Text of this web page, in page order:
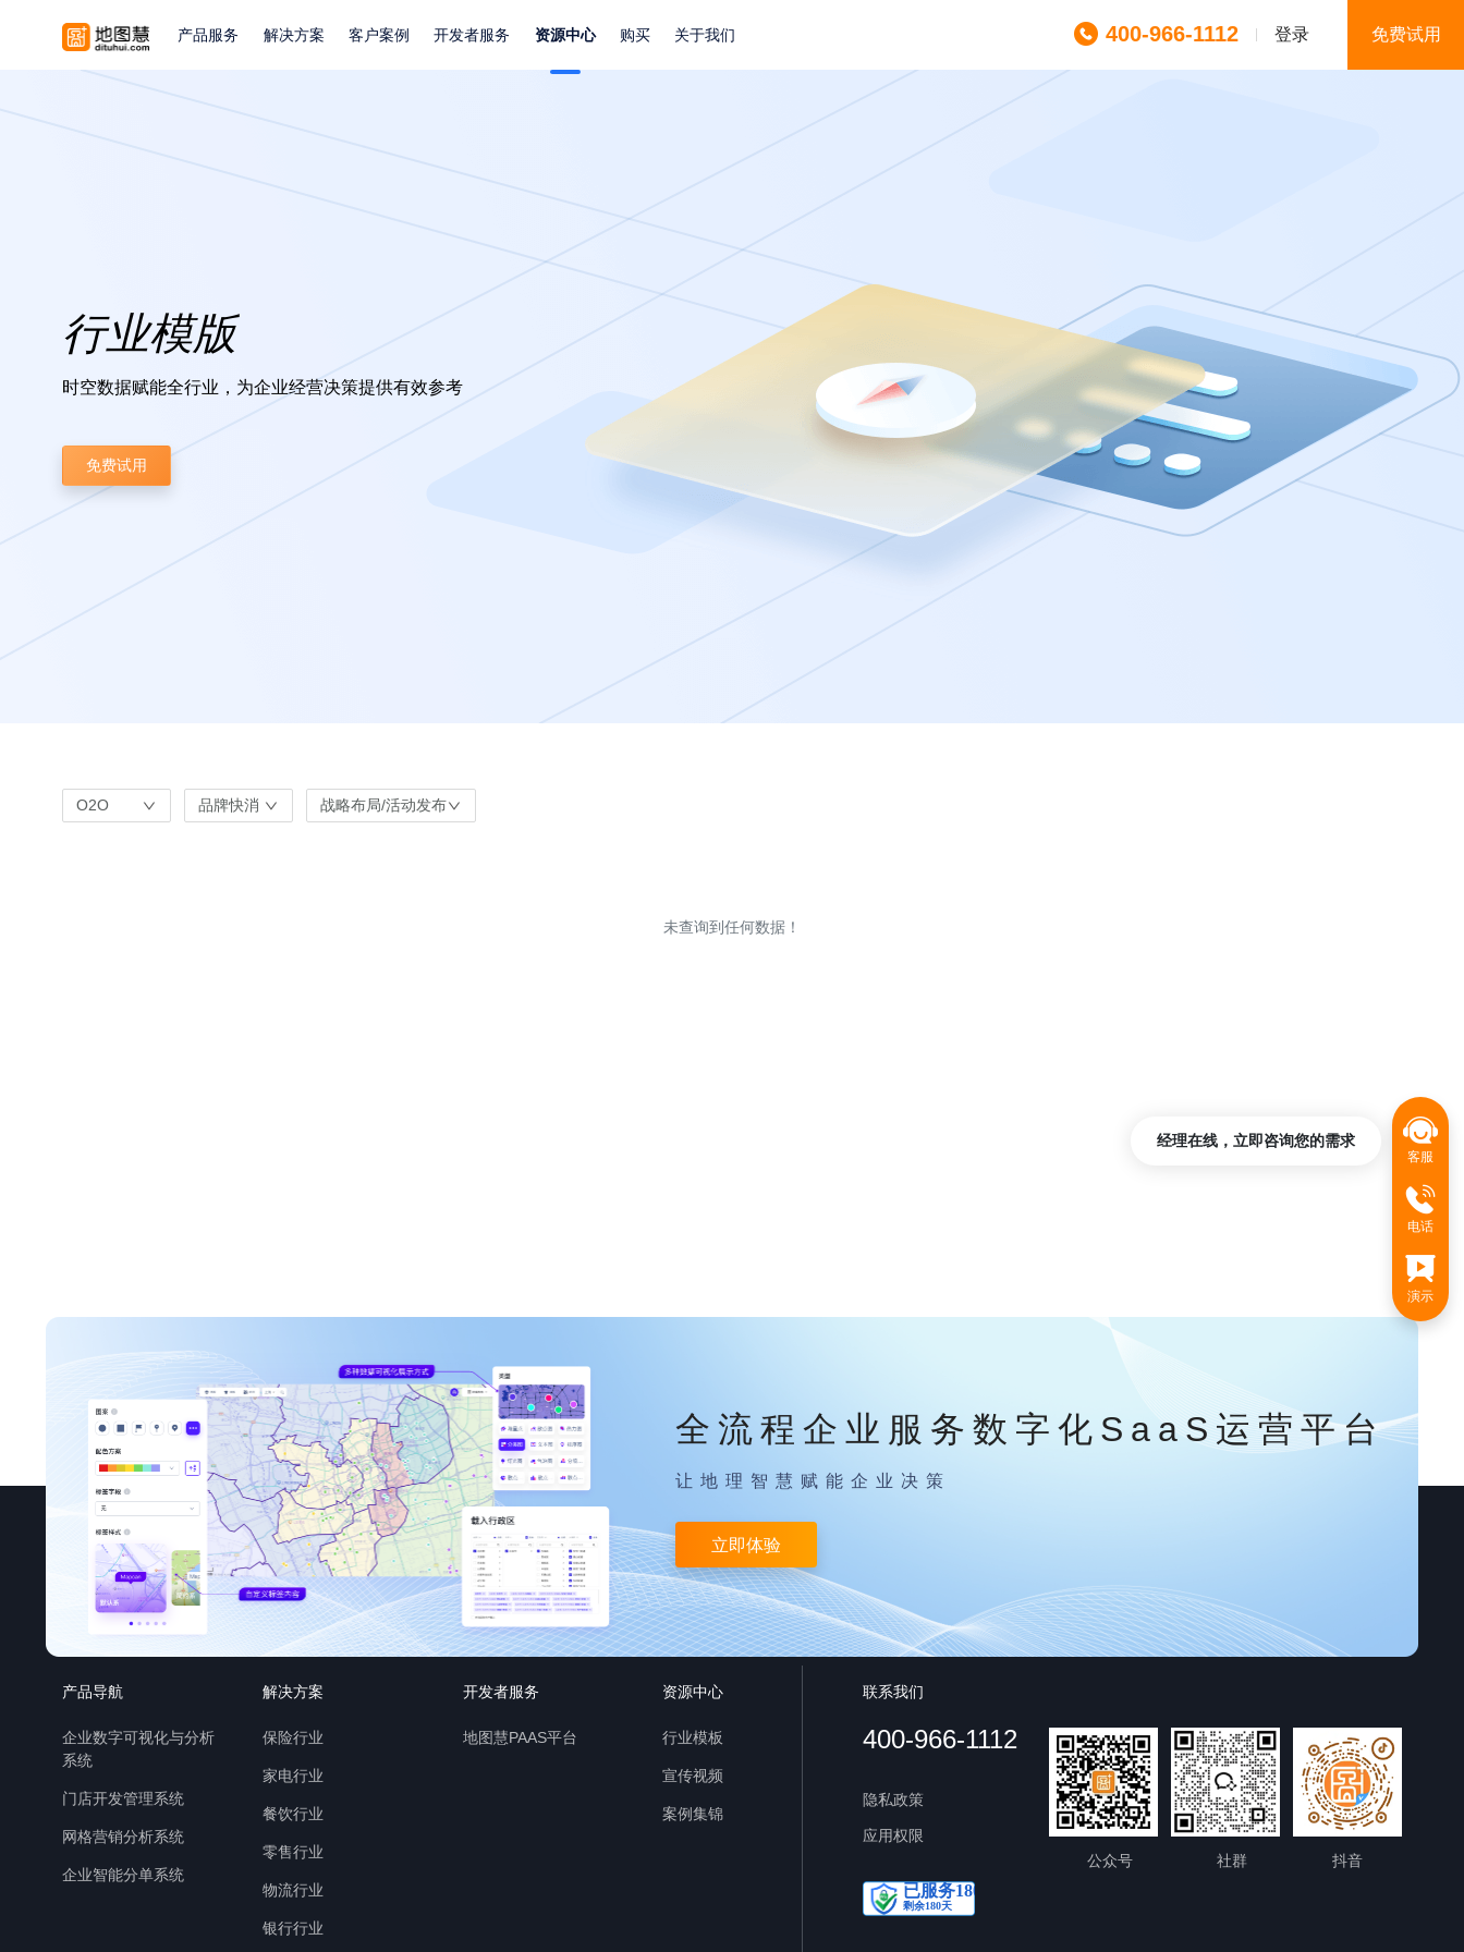
产品服务 解决方案 客户案例 开发者服务 资源中心 购买 关于我们 400-966-1112 登录 免费试用
行业模版
时空数据赋能全行业，为企业经营决策提供有效参考
免费试用
O2O 品牌快消 战略布局/活动发布
未查询到任何数据！
全流程企业服务数字化SaaS运营平台
让地理智慧赋能企业决策
立即体验
产品导航
企业数字可视化与分析
系统
门店开发管理系统
网格营销分析系统
企业智能分单系统
解决方案
保险行业
家电行业
餐饮行业
零售行业
物流行业
银行行业
开发者服务
地图慧PAAS平台
资源中心
行业模板
宣传视频
案例集锦
联系我们
400-966-1112
隐私政策
应用权限
公众号
社群 抖音
客服
电话
演示
经理在线，立即咨询您的需求